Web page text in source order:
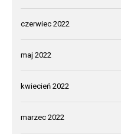
czerwiec 2022
maj 2022
kwiecień 2022
marzec 2022